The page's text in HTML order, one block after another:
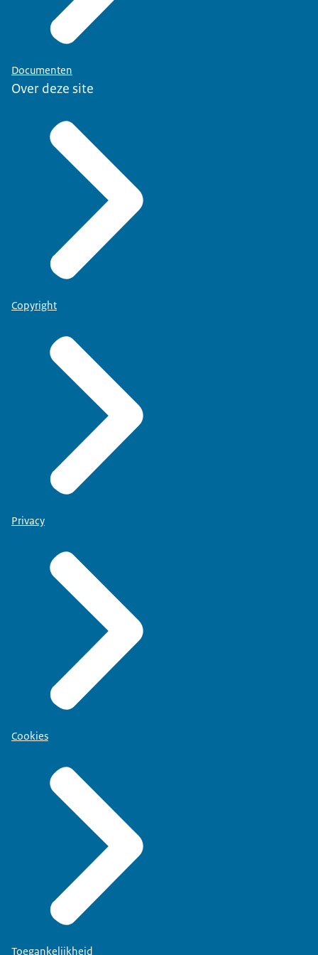
Documenten
Over deze site
Copyright
Privacy
Cookies
Toegankelijkheid